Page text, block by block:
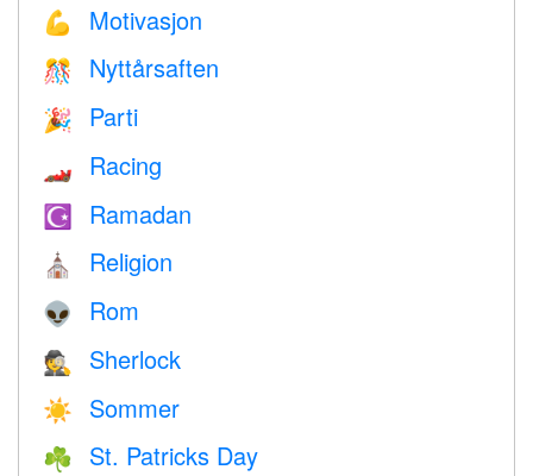
💪 Motivasjon
🎊 Nyttårsaften
🎉 Parti
🏎 Racing
☪️ Ramadan
⛪️ Religion
👽 Rom
🕵️ Sherlock
☀️ Sommer
☘️ St. Patricks Day